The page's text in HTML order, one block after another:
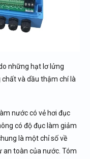
những hạt lơ lửng
và dầu thậm chí là
nước có vẻ hơi đục
có độ đục làm giảm
là một chỉ số về
an toàn của nước. Tóm